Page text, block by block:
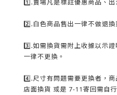
1️⃣.賣場凡是標註優惠商品、出
2️⃣.白色商品售出一律不做退換
3️⃣.如需換貨需附上收據以示
一律不更換。
4️⃣.尺寸有問題需要更換者，
店面換貨 或是 7-11寄回需自